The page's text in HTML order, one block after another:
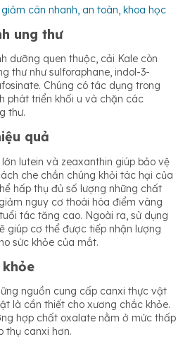
cân nhanh, an toàn, khoa học
ung thư
dưỡng quen thuộc, cải Kale còn
thư như sulforaphane, indol-3-
Chúng có tác dụng trong
phát triển khối u và chặn các
thư.
quả
lutein và zeaxanthin giúp bảo vệ
che chắn chúng khỏi tác hại của
hấp thụ đủ số lượng những chất
nguy cơ thoái hóa điểm vàng
tác tăng cao. Ngoài ra, sử dụng
giúp cơ thể được tiếp nhận lượng
sức khỏe của mắt.
nguồn cung cấp canxi thực vật
là cần thiết cho xương chắc khỏe.
hợp chất oxalate nằm ở mức thấp
thụ canxi hơn.